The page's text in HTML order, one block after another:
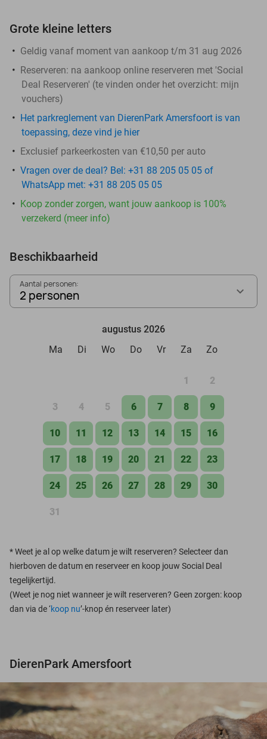
Grote kleine letters
Geldig vanaf moment van aankoop t/m 31 aug 2026
Reserveren: na aankoop online reserveren met 'Social
Deal Reserveren' (te vinden onder het overzicht: mijn
vouchers)
Het parkreglement van DierenPark Amersfoort is van
toepassing, deze vind je hier
Exclusief parkeerkosten van €10,50 per auto
Vragen over de deal? Bel: +31 88 205 05 05 of
WhatsApp met: +31 88 205 05 05
Koop zonder zorgen, want jouw aankoop is 100%
verzekerd (meer info)
Beschikbaarheid
Aantal personen:
2 personen
augustus 2026
Ma
Di Wo Do Vr Za Zo
1 2
3 4 5 6 7 8 9
10 11 12 13 14 15 16
17 18 19 20 21 22 23
24 25 26 27 28 29 30
31
*Weet je al op welke datum je wilt reserveren? Selecteer dan
hierboven de datum en reserveer en koop jouw Social Deal
tegelijkertijd.
(Weet je nog niet wanneer je wilt reserveren? Geen zorgen: koop
dan via de ‘koop nu’-knop én reserveer later)
DierenPark Amersfoort